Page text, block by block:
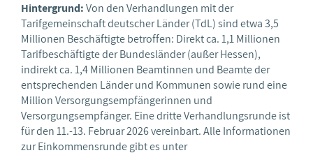
Hintergrund:Von den Verhandlungen mit der
Tarifgemeinschaft deutscher Länder (TdL) sind etwa 3,5
Millionen Beschäftigte betroffen: Direkt ca. 1,1 Millionen
Tarifbeschäftigte der Bundesländer (außer Hessen),
indirekt ca. 1,4 Millionen Beamtinnen und Beamte der
entsprechenden Länder und Kommunen sowie rund eine
Million Versorgungsempfängerinnen und
Versorgungsempfänger. Eine dritte Verhandlungsrunde ist
für den 11.-13. Februar 2026 vereinbart. Alle Informationen
zur Einkommensrunde gibt es unter